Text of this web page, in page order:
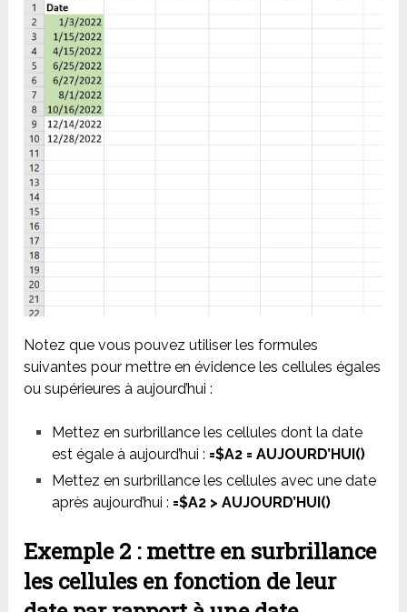
Notez que vous pouvez utiliser les formules
suivantes pour mettre en évidence les cellules égales
ou supérieures à aujourd’hui :
Mettez en surbrillance les cellules dont la date
est égale à aujourd’hui : =$A2 = AUJOURD’HUI()
Mettez en surbrillance les cellules avec une date
après aujourd’hui : =$A2 > AUJOURD’HUI()
Exemple 2 : mettre en surbrillance
les cellules en fonction de leur